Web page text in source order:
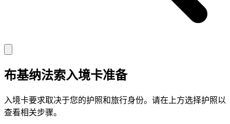
布基纳法索入境卡准备
入境卡要求取决于您的护照和旅行身份。请在上方选择护照以
查看相关步骤。